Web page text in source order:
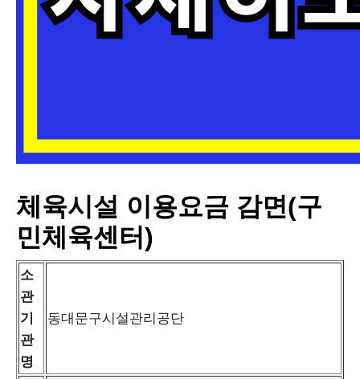
체육시설 이용요금 감면(구
민체육센터)
소
관
기
관
명
동대문구시설관리공단